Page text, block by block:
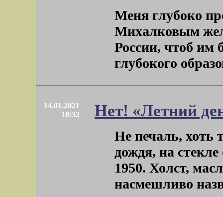
Меня глубоко
Михалковым
России, чтоб им
глубокого
14.01.2021
18:32
Нет! «Летний
Не печаль, хоть
дождя, на
1950. Холст,
насмешливо